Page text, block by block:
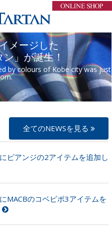
メージした
」が誕生！
by colours of Kobe city was just
全てのNEWSを見る
ピアンジの2アイテムを追加し
MACBのコベピポ3アイテムを